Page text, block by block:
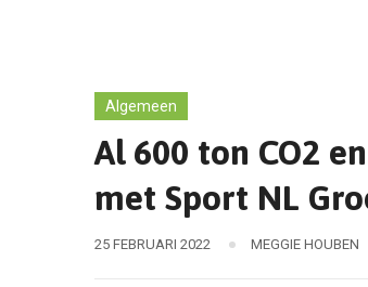
Algemeen
Al 600 ton CO2
met Sport NL
25 FEBRUARI 2022 MEGGIE HOUBEN